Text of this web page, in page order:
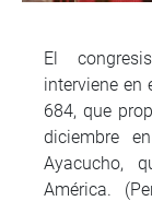
El
interviene en
684, que
diciembre
Ayacucho,
América.